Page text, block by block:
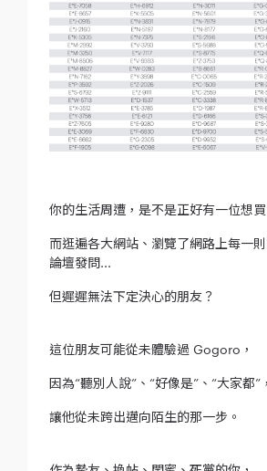
你的生活周遭，是不是正好有一位想
而逛遍各大網站、瀏覽了網路上每一
論壇發問...
但遲遲無法下定決心的朋友？
這位朋友可能從未體驗過 Gogoro，
因為“聽別人說”、“好像是”、“大家都”
讓他從未跨出邁向陌生的那一步。